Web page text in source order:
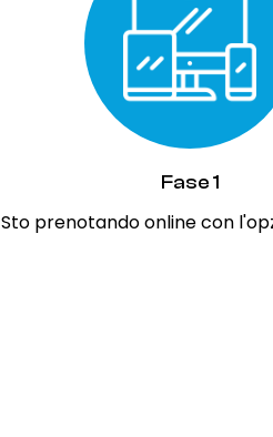
Fase 1
Sto prenotando online con